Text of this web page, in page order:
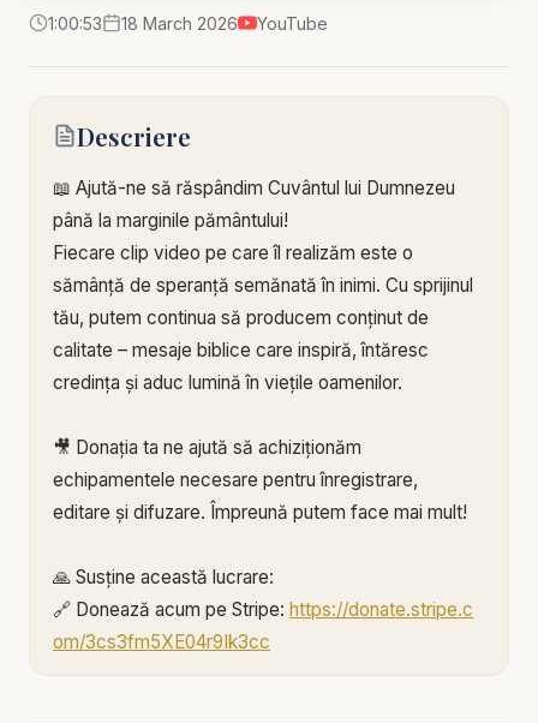
1:00:53 18 March 2026 YouTube
Descriere
📖 Ajută-ne să răspândim Cuvântul lui Dumnezeu
până la marginile pământului!
Fiecare clip video pe care îl realizăm este o
sămânță de speranță semănată în inimi. Cu sprijinul
tău, putem continua să producem conținut de
calitate – mesaje biblice care inspiră, întăresc
credința și aduc lumină în viețile oamenilor.
🎥 Donația ta ne ajută să achiziționăm
echipamentele necesare pentru înregistrare,
editare și difuzare. Împreună putem face mai mult!
🙏 Susține această lucrare:
🔗 Donează acum pe Stripe:https://donate.stripe.c
om/3cs3fm5XE04r9Ik3cc